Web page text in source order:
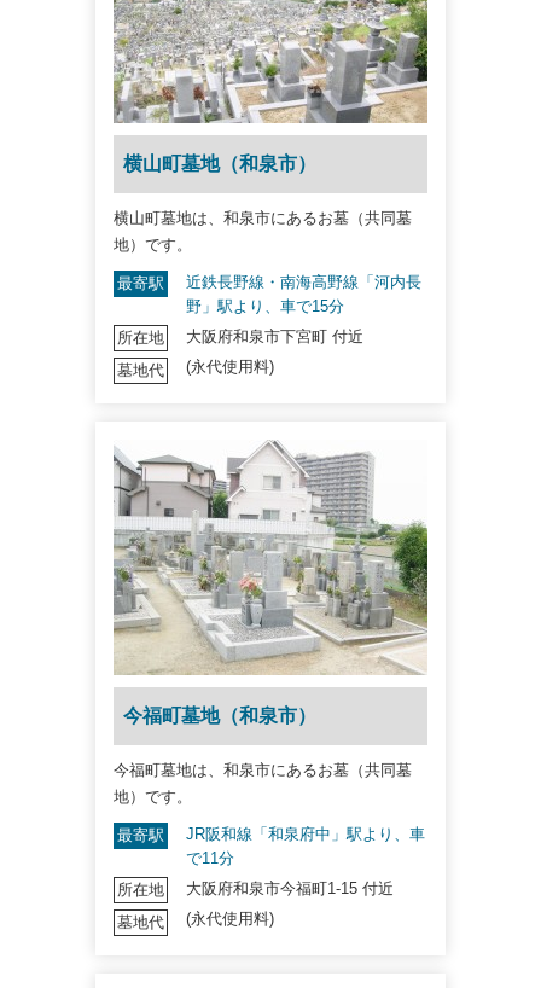
横山町墓地（和泉市）
横山町墓地は、和泉市にあるお墓（共同墓
地）です。
最寄駅
近鉄長野線・南海高野線「河内長
野」駅より、車で15分
所在地
大阪府和泉市下宮町 付近
墓地代
(永代使用料)
今福町墓地（和泉市）
今福町墓地は、和泉市にあるお墓（共同墓
地）です。
最寄駅
JR阪和線「和泉府中」駅より、車
で11分
所在地
大阪府和泉市今福町1-15 付近
墓地代
(永代使用料)